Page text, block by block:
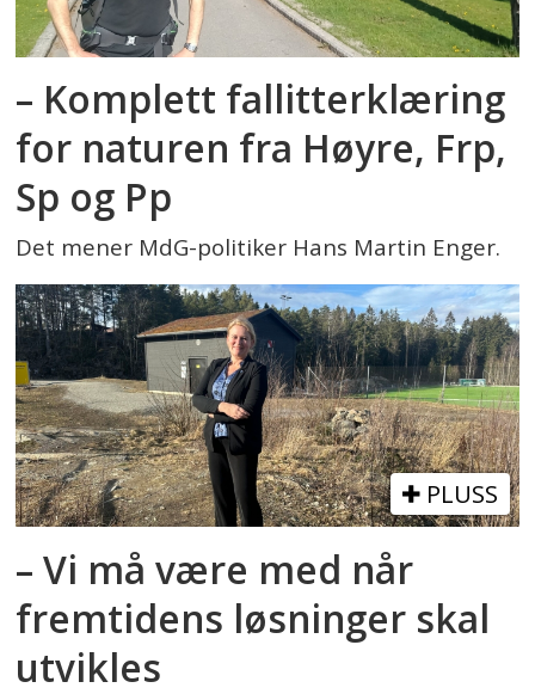
– Komplett fallitterklæring
for naturen fra Høyre, Frp,
Sp og Pp
Det mener MdG-politiker Hans Martin Enger.
PLUSS
– Vi må være med når
fremtidens løsninger skal
utvikles